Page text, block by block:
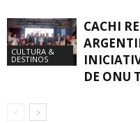
CULTURA &
DESTINOS
CACHI
DE ONU